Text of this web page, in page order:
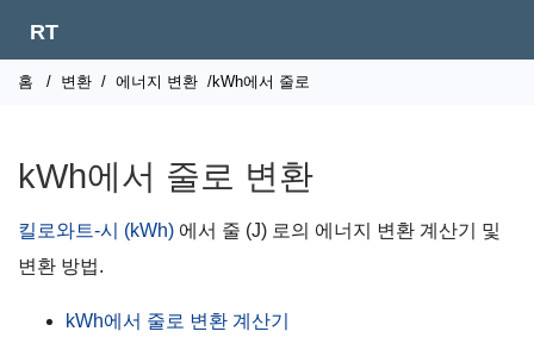
RT
홈 / 변환 / 에너지 변환 /kWh에서 줄로
kWh에서 줄로 변환
킬로와트-시 (kWh) 에서 줄 (J) 로의 에너지 변환 계산기 및
변환 방법.
kWh에서 줄로 변환 계산기